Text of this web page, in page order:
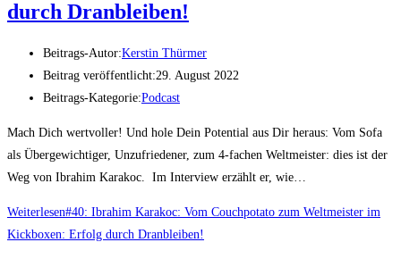
durch Dranbleiben!
Beitrags-Autor:Kerstin Thürmer
Beitrag veröffentlicht:29. August 2022
Beitrags-Kategorie:Podcast
Mach Dich wertvoller! Und hole Dein Potential aus Dir heraus: Vom Sofa
als Übergewichtiger, Unzufriedener, zum 4-fachen Weltmeister: dies ist der
Weg von Ibrahim Karakoc. Im Interview erzählt er, wie…
Weiterlesen#40: Ibrahim Karakoc: Vom Couchpotato zum Weltmeister im
Kickboxen: Erfolg durch Dranbleiben!